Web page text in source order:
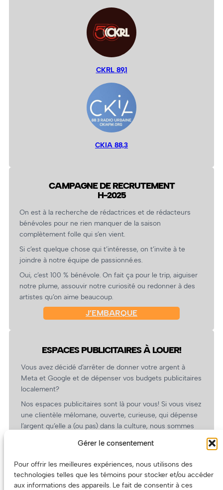
Gérer le consentement
Pour offrir les meilleures expériences, nous utilisons des
technologies telles que les témoins pour stocker et/ou accéder
aux informations des appareils. Le fait de consentir à ces
CKRL 89,1
CKIA 88,3
CAMPAGNE DE RECRUTEMENT
H-2025
On est à la recherche de rédactrices et de rédacteurs
bénévoles pour ne rien manquer de la saison
complètement folle qui s’en vient.
Si c’est quelque chose qui t’intéresse, on t’invite à te
joindre à notre équipe de passionné.es.
Oui, c’est 100 % bénévole. On fait ça pour le trip, aiguiser
notre plume, assouvir notre curiosité ou redonner à des
artistes qu’on aime beaucoup.
J’EMBARQUE
ESPACES PUBLICITAIRES À LOUER!
Vous avez décidé d’arrêter de donner votre argent à
Meta et Google et de dépenser vos budgets publicitaires
localement?
Nos espaces publicitaires sont là pour vous! Si vous visez
une clientèle mélomane, ouverte, curieuse, qui dépense
l’argent qu’elle a (ou pas) dans la culture, nous sommes
revient.
(Oui, on va avoir des tarifs spéciaux pour vous, les